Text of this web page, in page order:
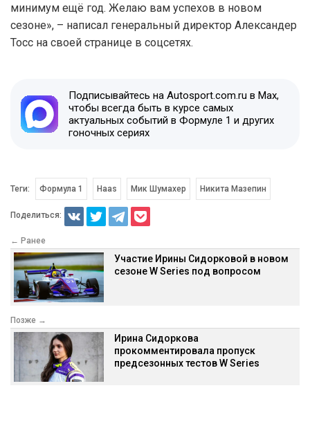
минимум ещё год. Желаю вам успехов в новом
сезоне», – написал генеральный директор Александер
Тосс на своей странице в соцсетях.
Подписывайтесь на Autosport.com.ru в Max,
чтобы всегда быть в курсе самых
актуальных событий в Формуле 1 и других
гоночных сериях
Теги: Формула 1 Haas Мик Шумахер Никита Мазепин
Поделиться:
← Ранее
Участие Ирины Сидорковой в новом
сезоне W Series под вопросом
Позже →
Ирина Сидоркова
прокомментировала пропуск
предсезонных тестов W Series